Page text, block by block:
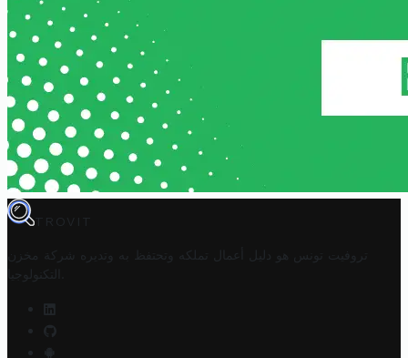
TROVIT
تروفيت تونس هو دليل أعمال تملكه وتحتفظ به وتديره
شركة مخزن
التكنولوجيا